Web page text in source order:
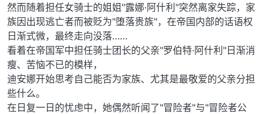
然而随着担任女骑士的姐姐"露娜·阿什利"突然离家失踪，家
族因出现逃亡者而被贬为"堕落贵族"，在帝国内部的话语权
日渐式微，最终走向没落……
看着在帝国军中担任骑士团长的父亲"罗伯特·阿什利"日渐消
瘦、苦恼不已的模样，
迪安娜开始思考自己能否为家族、尤其是最敬爱的父亲分担
些什么。
在日复一日的忧虑中，她偶然听闻了"冒险者"与"冒险者公